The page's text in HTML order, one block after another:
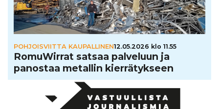
POHJOISVIITTA KAUPALLINEN12.05.2026 klo 11.55
Romu­Wir­rat satsaa palveluun ja
panostaa metallin kier­rä­tyk­seen